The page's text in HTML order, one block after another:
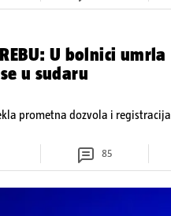
U bolnici umrla
u sudaru
prometna dozvola i registracija
85